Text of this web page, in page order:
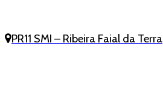
PR11 SMI – Ribeira Faial da Terra